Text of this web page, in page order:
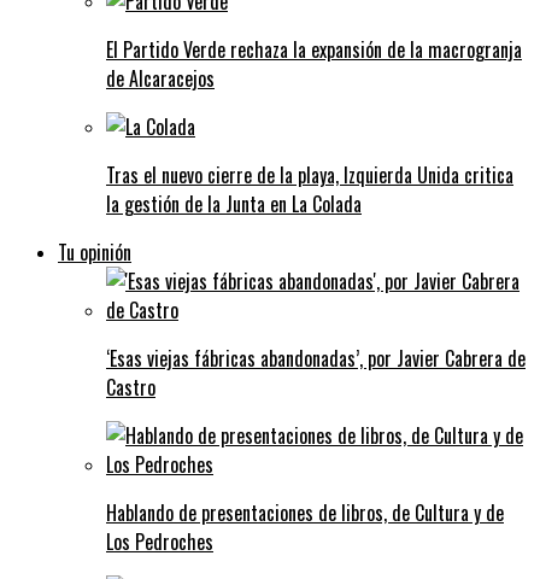
El Partido Verde rechaza la expansión de la macrogranja
de Alcaracejos
Tras el nuevo cierre de la playa, Izquierda Unida critica
la gestión de la Junta en La Colada
Tu opinión
‘Esas viejas fábricas abandonadas’, por Javier Cabrera de
Castro
Hablando de presentaciones de libros, de Cultura y de
Los Pedroches